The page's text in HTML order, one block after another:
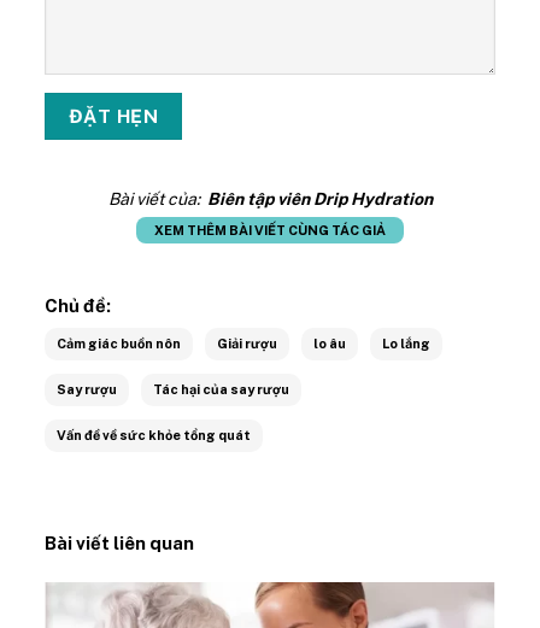
Bài viết của: Biên tập viên Drip Hydration
XEM THÊM BÀI VIẾT CÙNG TÁC GIẢ
Chủ đề:
Cảm giác buồn nôn Giải rượu lo âu Lo lắng
Say rượu Tác hại của say rượu
Vấn đề về sức khỏe tổng quát
Bài viết liên quan